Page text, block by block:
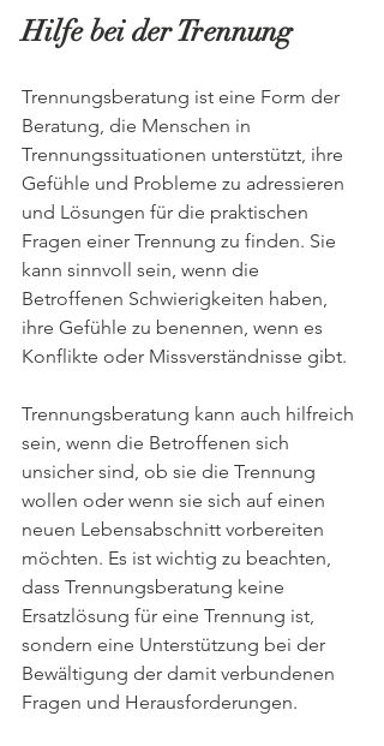
Hilfe bei der Trennung
Trennungsberatung ist eine Form der
Beratung, die Menschen in
Trennungssituationen unterstützt, ihre
Gefühle und Probleme zu adressieren
und Lösungen für die praktischen
Fragen einer Trennung zu finden. Sie
kann sinnvoll sein, wenn die
Betroffenen Schwierigkeiten haben,
ihre Gefühle zu benennen, wenn es
Konflikte oder Missverständnisse gibt.
Trennungsberatung kann auch hilfreich
sein, wenn die Betroffenen sich
unsicher sind, ob sie die Trennung
wollen oder wenn sie sich auf einen
neuen Lebensabschnitt vorbereiten
möchten. Es ist wichtig zu beachten,
dass Trennungsberatung keine
Ersatzlösung für eine Trennung ist,
sondern eine Unterstützung bei der
Bewältigung der damit verbundenen
Fragen und Herausforderungen.